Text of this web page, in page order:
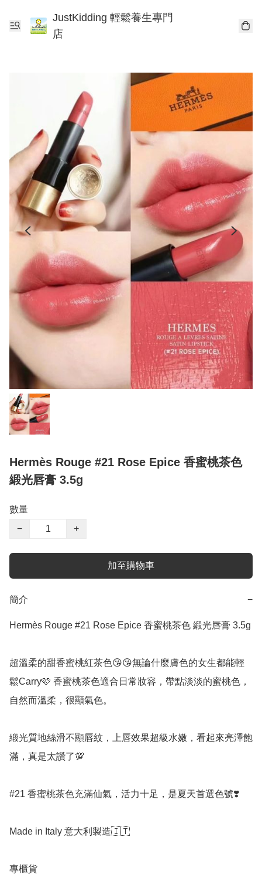
JustKidding 輕鬆養生專門
店
Hermès Rouge #21 Rose Epice 香蜜桃茶色
緞光唇膏 3.5g
數量
−
+
加至購物車
簡介 −
Hermès Rouge #21 Rose Epice 香蜜桃茶色 緞光唇膏 3.5g
超溫柔的甜香蜜桃紅茶色😘😘無論什麼膚色的女生都能輕
鬆Carry🩷 香蜜桃茶色適合日常妝容，帶點淡淡的蜜桃色，
自然而溫柔，很顯氣色。
緞光質地絲滑不顯唇紋，上唇效果超級水嫩，看起來亮澤飽
滿，真是太讚了💯
#21 香蜜桃茶色充滿仙氣，活力十足，是夏天首選色號❣️
Made in Italy 意大利製造🇮🇹
專櫃貨